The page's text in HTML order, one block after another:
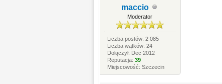
maccio
Moderator
Liczba postów: 2 085
Liczba wątków: 24
Dołączył: Dec 2012
Reputacja:39
Miejscowość: Szczecin